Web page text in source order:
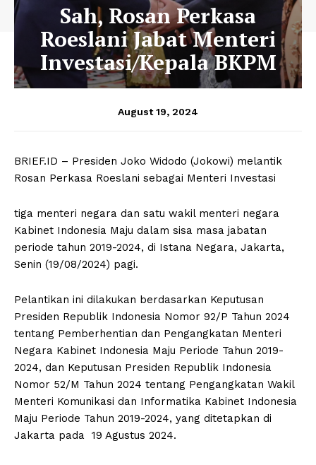
Sah, Rosan Perkasa
Roeslani Jabat Menteri
Investasi/Kepala BKPM
August 19, 2024
BRIEF.ID – Presiden Joko Widodo (Jokowi) melantik
Rosan Perkasa Roeslani sebagai Menteri Investasi
tiga menteri negara dan satu wakil menteri negara
Kabinet Indonesia Maju dalam sisa masa jabatan
periode tahun 2019-2024, di Istana Negara, Jakarta,
Senin (19/08/2024) pagi.
Pelantikan ini dilakukan berdasarkan Keputusan
Presiden Republik Indonesia Nomor 92/P Tahun 2024
tentang Pemberhentian dan Pengangkatan Menteri
Negara Kabinet Indonesia Maju Periode Tahun 2019-
2024, dan Keputusan Presiden Republik Indonesia
Nomor 52/M Tahun 2024 tentang Pengangkatan Wakil
Menteri Komunikasi dan Informatika Kabinet Indonesia
Maju Periode Tahun 2019-2024, yang ditetapkan di
Jakarta pada 19 Agustus 2024.